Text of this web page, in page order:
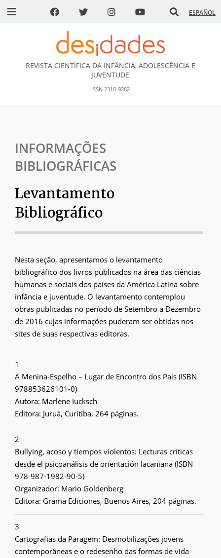
ESPAÑOL
DESidades
REVISTA CIENTÍFICA DA INFÂNCIA, ADOLESCÊNCIA E
JUVENTUDE
ISSN 2318-9282
INFORMAÇÕES
BIBLIOGRÁFICAS
Levantamento
Bibliográfico
Nesta seção, apresentamos o levantamento
bibliográfico dos livros publicados na área das ciências
humanas e sociais dos países da América Latina sobre
infância e juventude. O levantamento contemplou
obras publicadas no período de Setembro a Dezembro
de 2016 cujas informações puderam ser obtidas nos
sites de suas respectivas editoras.
1
A Menina-Espelho – Lugar de Encontro dos Pais (ISBN
978853626101-0)
Autora: Marlene Iucksch
Editora: Juruá, Curitiba, 264 páginas.
2
Bullying, acoso y tiempos violentos: Lecturas críticas
desde el psicoanálisis de orientación lacaniana (ISBN
978-987-1982-90-5)
Organizador: Mario Goldenberg
Editora: Grama Ediciones, Buenos Aires, 204 páginas.
3
Cartografias da Paragem: Desmobilizações jovens
contemporâneas e o redesenho das formas de vida